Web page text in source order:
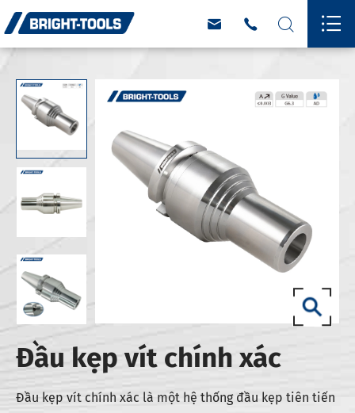
   
Đầu kẹp vít chính xác
Đầu kẹp vít chính xác là một hệ thống đầu kẹp tiên tiến